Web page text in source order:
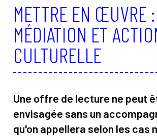
METTRE EN ŒUVRE :
MÉDIATION ET
CULTURELLE
Une offre de lecture ne peut
envisagée sans un
qu'on appellera selon les cas
BÉNÉVOLE OU SALARIÉ·E D’UNE
AUTEUR OU AUTRICE
INTERVENANT·E
Annuaire
À propos Contact